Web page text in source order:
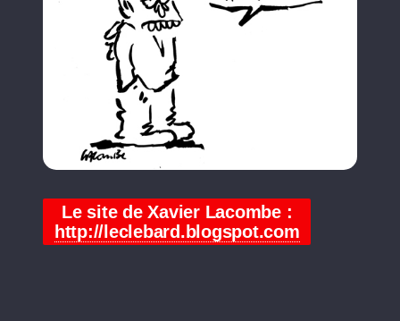
Le site de Xavier Lacombe :
http://leclebard.blogspot.com